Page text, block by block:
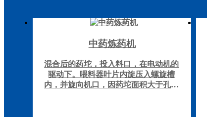
中药炼药机
混合后的药坨，投入料口，在电动机的
驱动下。喂料器叶片内旋压入螺旋槽
内，并旋向机口，因药坨面积大于孔板